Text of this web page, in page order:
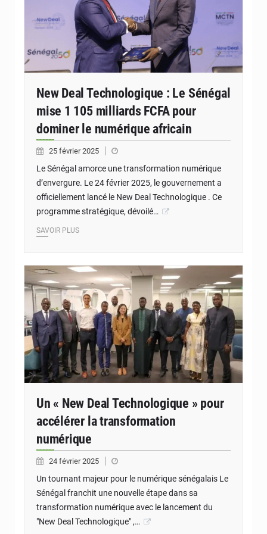
New Deal Technologique : Le Sénégal
mise 1 105 milliards FCFA pour
dominer le numérique africain
25 février 2025
Le Sénégal amorce une transformation numérique
d’envergure. Le 24 février 2025, le gouvernement a
officiellement lancé le New Deal Technologique . Ce
programme stratégique, dévoilé…
SAVOIR PLUS
Un « New Deal Technologique » pour
accélérer la transformation
numérique
24 février 2025
Un tournant majeur pour le numérique sénégalais Le
Sénégal franchit une nouvelle étape dans sa
transformation numérique avec le lancement du
"New Deal Technologique" ,…